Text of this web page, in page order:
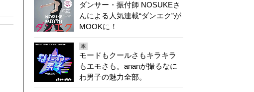
ダンサー・振付師 NOSUKEさ
んによる人気連載“ダンエク”が
MOOKに！
本
モードもクールさもキラキラ
もエモさも。ananが撮るなに
わ男子の魅力全部。